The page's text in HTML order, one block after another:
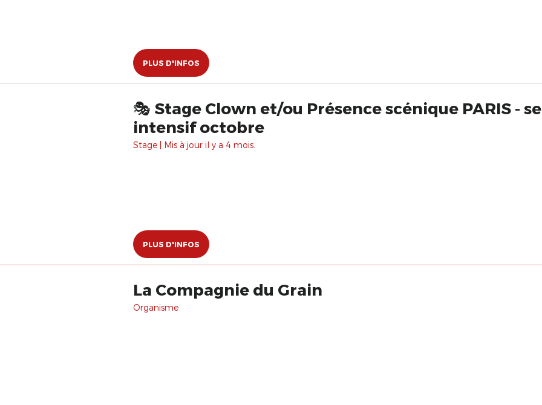
PLUS D'INFOS
🎭 Stage Clown et/ou Présence scénique PARIS -
intensif octobre
Stage | Mis à jour il y a 4 mois.
PLUS D'INFOS
La Compagnie du Grain
Organisme